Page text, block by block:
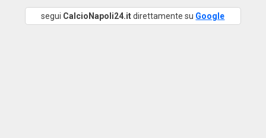
segui CalcioNapoli24.itdirettamente su Google